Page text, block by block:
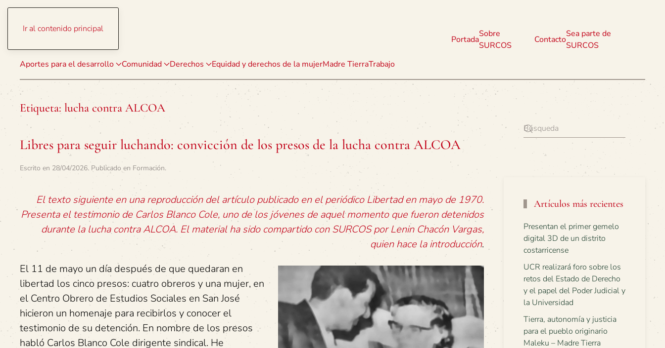
Ir al contenido principal
Aportes para el desarrollo Comunidad Derechos Equidad y derechos de la mujerMadre TierraTrabajo
Portada
Sobre
SURCOS
Contacto
Sea parte de
SURCOS
Etiqueta: lucha contra ALCOA
Libres para seguir luchando: convicción de los presos de la lucha contra ALCOA
Escrito en 28/04/2026. Publicado en Formación.
El texto siguiente en una reproducción del artículo publicado en el periódico Libertad en mayo de 1970.
Presenta el testimonio de Carlos Blanco Cole, uno de los jóvenes de aquel momento que fueron detenidos
durante la lucha contra ALCOA. El material ha sido compartido con SURCOS por Lenin Chacón Vargas,
quien hace la introducción.
El 11 de mayo un día después de que quedaran en
libertad los cinco presos: cuatro obreros y una mujer, en
el Centro Obrero de Estudios Sociales en San José
hicieron un homenaje para recibirlos y conocer el
testimonio de su detención. En nombre de los presos
habló Carlos Blanco Cole dirigente sindical. He
Artículos más recientes
Presentan el primer gemelo
digital 3D de un distrito
costarricense
UCR realizará foro sobre los
retos del Estado de Derecho
y el papel del Poder Judicial y
la Universidad
Tierra, autonomía y justicia
para el pueblo originario
Maleku – Madre Tierra